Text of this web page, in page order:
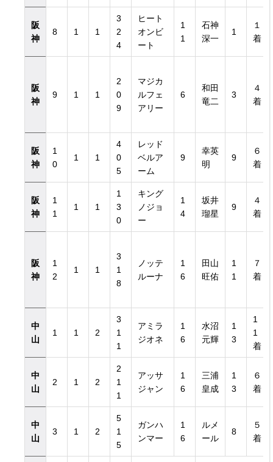
付き）
阪
神
8 1 1
3
2
4
ヒート
オンビ
ート
1
1
石神
深一
1
１
着
阪
神
9 1 1
2
0
9
マジカ
ルフェ
アリー
6
和田
竜二
3
４
着
阪
神
1
0
1 1
4
0
5
レッド
ベルア
ーム
9
幸英
明
9
６
着
阪
神
1
1
1 1
1
3
0
キング
ノジョ
ー
1
4
坂井
瑠星
9
４
着
阪
神
1
2
1 1
3
1
8
ノッテ
ルーナ
1
6
田山
旺佑
1
1
７
着
中
山
1 1 2
3
1
1
アミラ
ジオネ
1
6
水沼
元輝
1
3
1
1
着
中
山
2 1 2
2
1
1
アッサ
ジャン
1
6
三浦
皇成
1
3
６
着
中
山
3 1 2
5
1
5
ガンハ
ンマー
1
6
ルメ
ール
8
５
着